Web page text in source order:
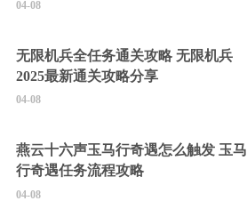
04-08
无限机兵全任务通关攻略 无限机兵
2025最新通关攻略分享
04-08
燕云十六声玉马行奇遇怎么触发 玉马
行奇遇任务流程攻略
04-08